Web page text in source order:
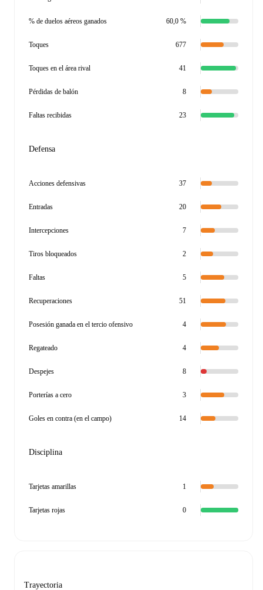
% de duelos aéreos ganados 60,0 %
Toques 677
Toques en el área rival 41
Pérdidas de balón 8
Faltas recibidas 23
Defensa
Acciones defensivas 37
Entradas 20
Intercepciones 7
Tiros bloqueados 2
Faltas 5
Recuperaciones 51
Posesión ganada en el tercio ofensivo 4
Regateado 4
Despejes 8
Porterías a cero 3
Goles en contra (en el campo) 14
Disciplina
Tarjetas amarillas 1
Tarjetas rojas 0
Trayectoria